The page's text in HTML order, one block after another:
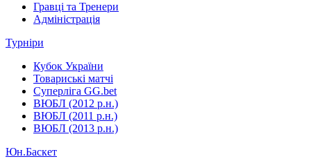
Гравці та Тренери
Адміністрація
Турніри
Кубок України
Товариські матчі
Суперліга GG.bet
ВЮБЛ (2012 р.н.)
ВЮБЛ (2011 р.н.)
ВЮБЛ (2013 р.н.)
Юн.Баскет